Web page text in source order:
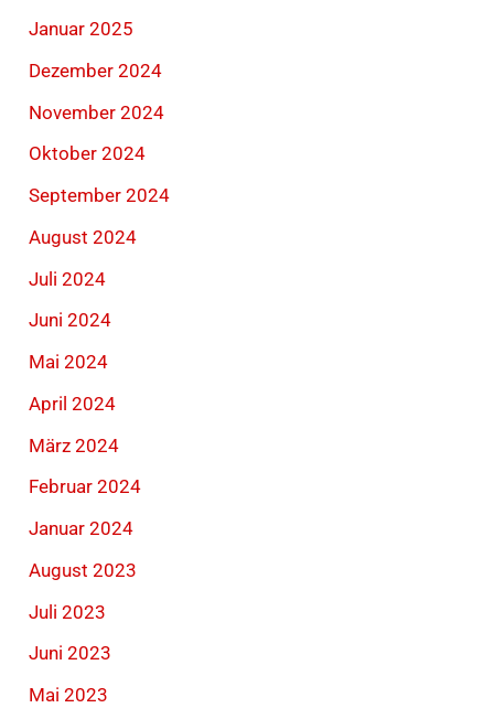
Januar 2025
Dezember 2024
November 2024
Oktober 2024
September 2024
August 2024
Juli 2024
Juni 2024
Mai 2024
April 2024
März 2024
Februar 2024
Januar 2024
August 2023
Juli 2023
Juni 2023
Mai 2023